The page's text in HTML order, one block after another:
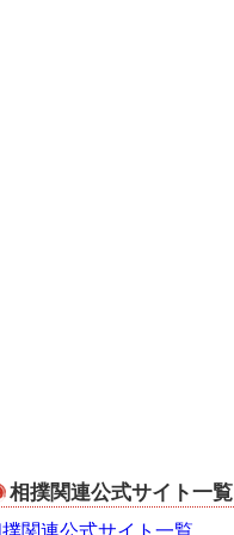
相撲関連公式サイト一覧